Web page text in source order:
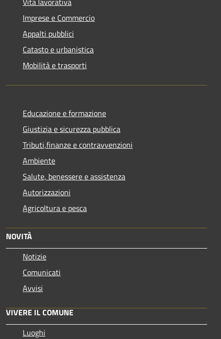
Imprese e Commercio
Appalti pubblici
Catasto e urbanistica
Mobilità e trasporti
Educazione e formazione
Giustizia e sicurezza pubblica
Tributi,finanze e contravvenzioni
Ambiente
Salute, benessere e assistenza
Autorizzazioni
Agricoltura e pesca
NOVITÀ
Notizie
Comunicati
Avvisi
VIVERE IL COMUNE
Luoghi